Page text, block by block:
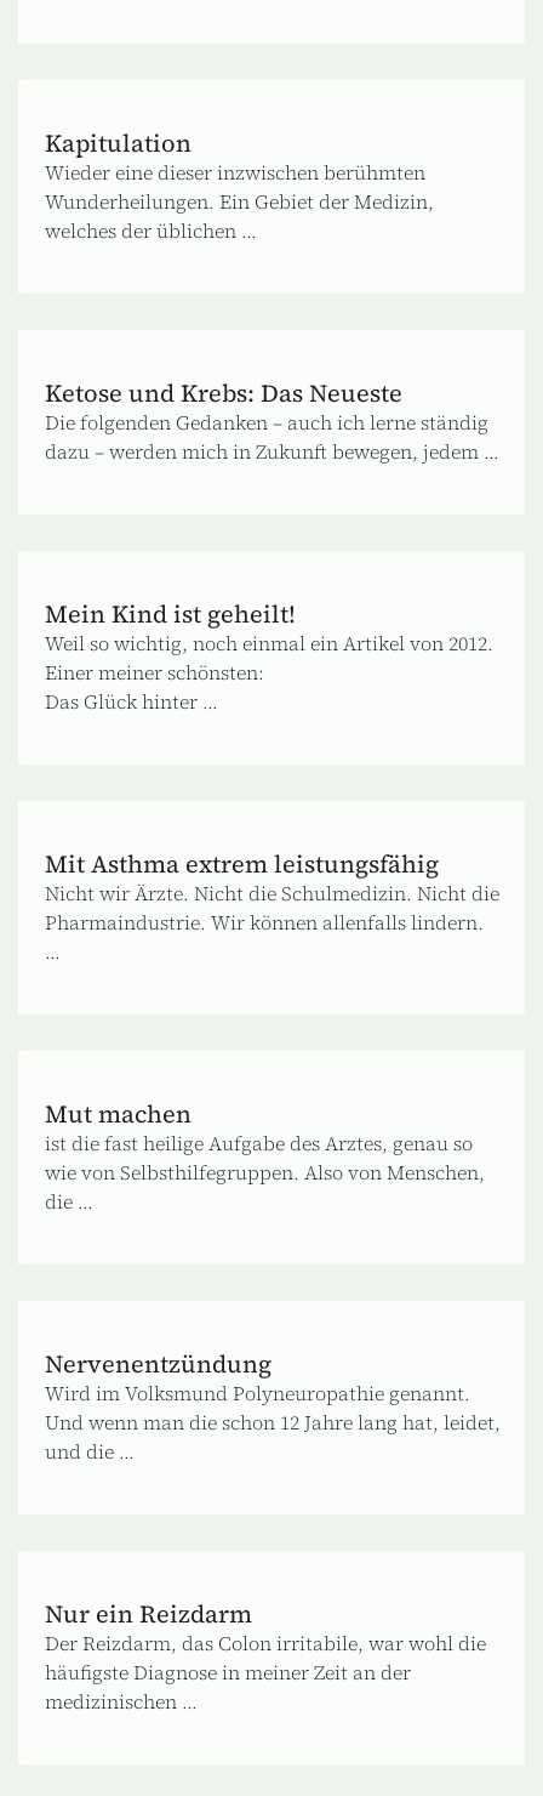
Kapitulation
Wieder eine dieser inzwischen berühmten
Wunderheilungen. Ein Gebiet der Medizin,
welches der üblichen ...
Ketose und Krebs: Das Neueste
Die folgenden Gedanken – auch ich lerne ständig
dazu – werden mich in Zukunft bewegen, jedem ...
Mein Kind ist geheilt!
Weil so wichtig, noch einmal ein Artikel von 2012.
Einer meiner schönsten:
Das Glück hinter ...
Mit Asthma extrem leistungsfähig
Nicht wir Ärzte. Nicht die Schulmedizin. Nicht die
Pharmaindustrie. Wir können allenfalls lindern.
...
Mut machen
ist die fast heilige Aufgabe des Arztes, genau so
wie von Selbsthilfegruppen. Also von Menschen,
die ...
Nervenentzündung
Wird im Volksmund Polyneuropathie genannt.
Und wenn man die schon 12 Jahre lang hat, leidet,
und die ...
Nur ein Reizdarm
Der Reizdarm, das Colon irritabile, war wohl die
häufigste Diagnose in meiner Zeit an der
medizinischen ...